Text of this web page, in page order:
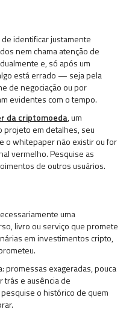
identificar justamente
nem chama atenção de
e, só após um
está errado — seja pela
de negociação ou por
evidentes com o tempo.
da criptomoeda, um
projeto em detalhes, seu
o whitepaper não existir ou for
vermelho. Pesquise as
de outros usuários.
uma
livro ou serviço que promete
em investimentos cripto,
promessas exageradas, pouca
trás e ausência de
o histórico de quem